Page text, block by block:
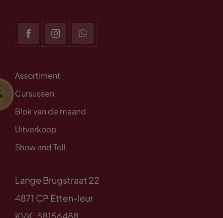
Assortiment
Cursussen
Blok van de maand
Uitverkoop
Show and Tell
Lange Brugstraat 22
4871 CP Etten-leur